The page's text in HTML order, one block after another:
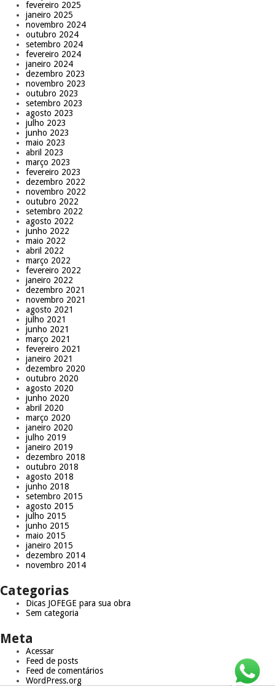
fevereiro 2025
janeiro 2025
novembro 2024
outubro 2024
setembro 2024
fevereiro 2024
janeiro 2024
dezembro 2023
novembro 2023
outubro 2023
setembro 2023
agosto 2023
julho 2023
junho 2023
maio 2023
abril 2023
março 2023
fevereiro 2023
dezembro 2022
novembro 2022
outubro 2022
setembro 2022
agosto 2022
junho 2022
maio 2022
abril 2022
março 2022
fevereiro 2022
janeiro 2022
dezembro 2021
novembro 2021
agosto 2021
julho 2021
junho 2021
março 2021
fevereiro 2021
janeiro 2021
dezembro 2020
outubro 2020
agosto 2020
junho 2020
abril 2020
março 2020
janeiro 2020
julho 2019
janeiro 2019
dezembro 2018
outubro 2018
agosto 2018
junho 2018
setembro 2015
agosto 2015
julho 2015
junho 2015
maio 2015
janeiro 2015
dezembro 2014
novembro 2014
Categorias
Dicas JOFEGE para sua obra
Sem categoria
Meta
Acessar
Feed de posts
Feed de comentários
WordPress.org